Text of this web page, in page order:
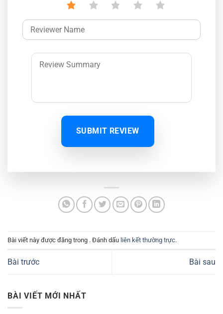
SUBMIT REVIEW
Bài viết này được đăng trong . Đánh dấu liên kết thường trực.
Bài trước Bài sau
BÀI VIẾT MỚI NHẤT